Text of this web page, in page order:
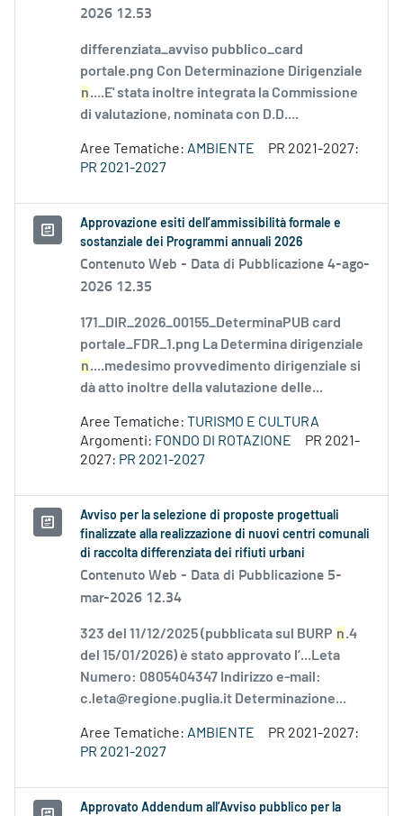
2026 12.53
differenziata_avviso pubblico_card
portale.png Con Determinazione Dirigenziale
n....E' stata inoltre integrata la Commissione
di valutazione, nominata con D.D....
Aree Tematiche: AMBIENTE
PR 2021-2027:
PR 2021-2027
Approvazione esiti dell’ammissibilità formale e
sostanziale dei Programmi annuali 2026
Contenuto Web - Data di Pubblicazione 4-ago-
2026 12.35
171_DIR_2026_00155_DeterminaPUB card
portale_FDR_1.png La Determina dirigenziale
n....medesimo provvedimento dirigenziale si
dà atto inoltre della valutazione delle...
Aree Tematiche: TURISMO E CULTURA
Argomenti: FONDO DI ROTAZIONE
PR 2021-
2027: PR 2021-2027
Avviso per la selezione di proposte progettuali
finalizzate alla realizzazione di nuovi centri comunali
di raccolta differenziata dei rifiuti urbani
Contenuto Web - Data di Pubblicazione 5-
mar-2026 12.34
323 del 11/12/2025 (pubblicata sul BURP n.4
del 15/01/2026) è stato approvato l’...Leta
Numero: 0805404347 Indirizzo e-mail:
c.leta@regione.puglia.it Determinazione...
Aree Tematiche: AMBIENTE
PR 2021-2027:
PR 2021-2027
Approvato Addendum all’Avviso pubblico per la